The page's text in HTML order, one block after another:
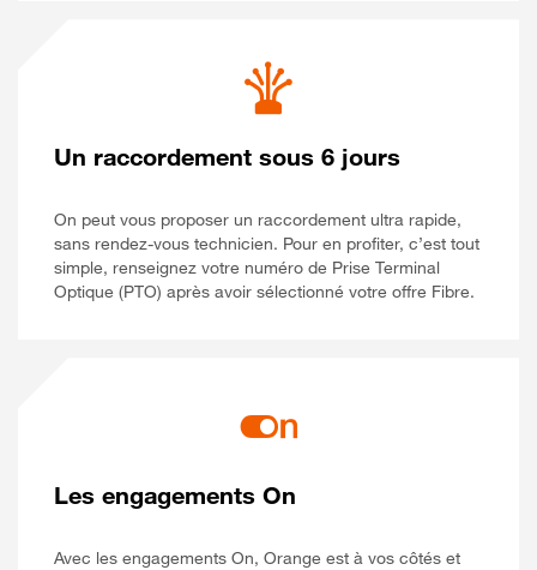
Un raccordement sous 6 jours
On peut vous proposer un raccordement ultra rapide,
sans rendez-vous technicien. Pour en profiter, c’est tout
simple, renseignez votre numéro de Prise Terminal
Optique (PTO) après avoir sélectionné votre offre Fibre.
Les engagements On
Avec les engagements On, Orange est à vos côtés et